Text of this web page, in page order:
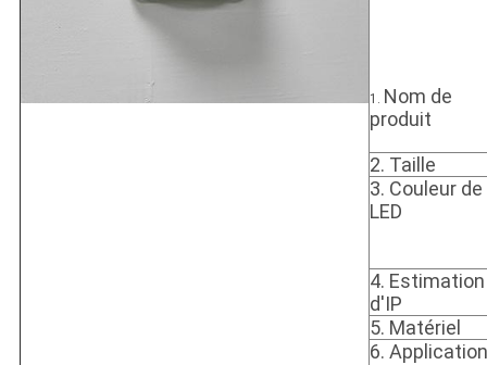
1. Nom de
produit
2. Taille
3. Couleur de
LED
4. Estimation
d'IP
5. Matériel
6. Application